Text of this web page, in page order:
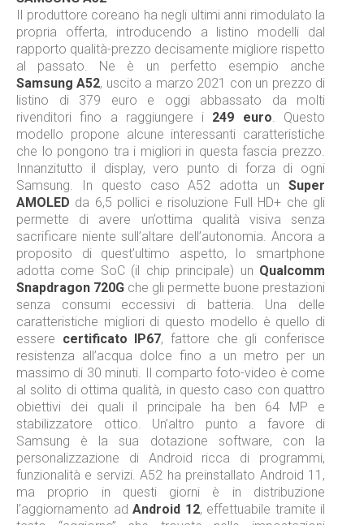
Il produttore coreano ha negli ultimi anni rimodulato la
propria offerta, introducendo a listino modelli dal
rapporto qualità-prezzo decisamente migliore rispetto
al passato. Ne è un perfetto esempio anche
Samsung A52, uscito a marzo 2021 con un prezzo di
listino di 379 euro e oggi abbassato da molti
rivenditori fino a raggiungere i 249 euro. Questo
modello propone alcune interessanti caratteristiche
che lo pongono tra i migliori in questa fascia prezzo.
Innanzitutto il display, vero punto di forza di ogni
Samsung. In questo caso A52 adotta un Super
AMOLED da 6,5 pollici e risoluzione Full HD+ che gli
permette di avere un’ottima qualità visiva senza
sacrificare niente sull’altare dell’autonomia. Ancora a
proposito di quest’ultimo aspetto, lo smartphone
adotta come SoC (il chip principale) un Qualcomm
Snapdragon 720G che gli permette buone prestazioni
senza consumi eccessivi di batteria. Una delle
caratteristiche migliori di questo modello è quello di
essere certificato IP67, fattore che gli conferisce
resistenza all’acqua dolce fino a un metro per un
massimo di 30 minuti. Il comparto foto-video è come
al solito di ottima qualità, in questo caso con quattro
obiettivi dei quali il principale ha ben 64 MP e
stabilizzatore ottico. Un’altro punto a favore di
Samsung è la sua dotazione software, con la
personalizzazione di Android ricca di programmi,
funzionalità e servizi. A52 ha preinstallato Android 11,
ma proprio in questi giorni è in distribuzione
l’aggiornamento ad Android 12, effettuabile tramite il